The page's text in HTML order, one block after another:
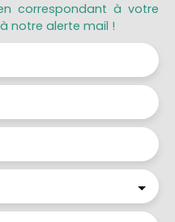
correspondant à votre
notre alerte mail !